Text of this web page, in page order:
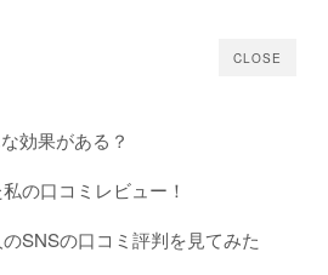
CLOSE
効果がある？
の口コミレビュー！
SNSの口コミ評判を見てみた